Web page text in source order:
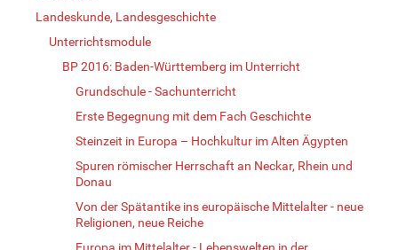
Landeskunde, Landesgeschichte
Unterrichtsmodule
BP 2016: Baden-Württemberg im Unterricht
Grundschule - Sachunterricht
Erste Begegnung mit dem Fach Geschichte
Steinzeit in Europa – Hochkultur im Alten Ägypten
Spuren römischer Herrschaft an Neckar, Rhein und
Donau
Von der Spätantike ins europäische Mittelalter - neue
Religionen, neue Reiche